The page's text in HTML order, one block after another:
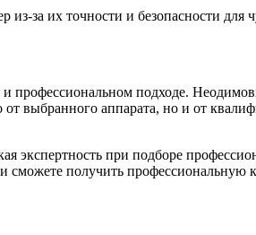
за их точности и безопасности для
профессиональном подходе.
выбранного аппарата, но и от
экспертность при подборе
сможете получить